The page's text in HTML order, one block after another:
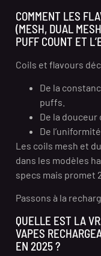
COMMENT LES
(MESH, DUAL
PUFF COUNT ET
Coils et flavours
De la
puffs.
De la douceur
De
Les coils mesh et
dans les modèles
specs mais promet
Passons à la
QUELLE EST LA
VAPES
EN 2025 ?